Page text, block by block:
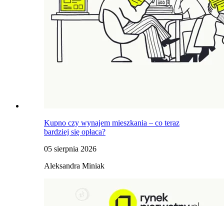
Kupno czy wynajem mieszkania – co teraz
bardziej się opłaca?
05 sierpnia 2026
Aleksandra Miniak